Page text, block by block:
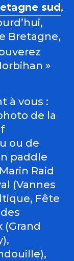
sud,
Bretagne,
»
à vous :
de la
ou de
paddle
Raid
(Vannes
Fête
(Grand